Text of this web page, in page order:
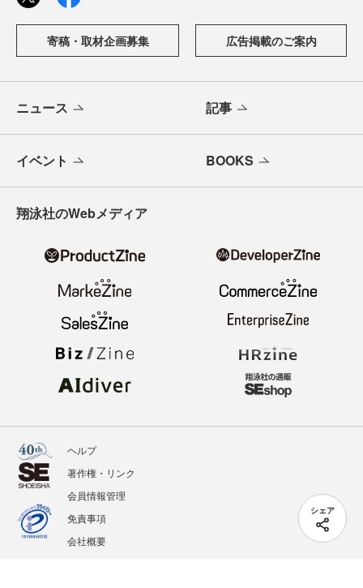
シェア
寄稿・取材企画募集 広告掲載のご案内
ニュース 記事
イベント BOOKS
翔泳社のWebメディア
ヘルプ
著作権・リンク
会員情報管理
免責事項
会社概要